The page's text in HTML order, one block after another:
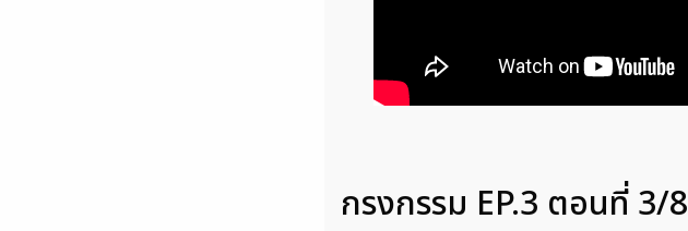
กรงกรรม EP.3 ตอนที่ 3/8